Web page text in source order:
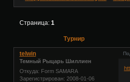
Турнир
Страница: 1
telwin
Темный Рыцарь Шиллиен
Откуда: Form SAMARA
Зарегистрирован: 2008-01-06